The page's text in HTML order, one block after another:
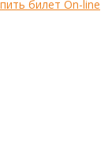
билет On-line